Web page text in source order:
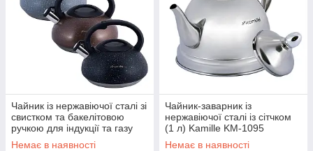
Чайник із нержавіючої сталі зі
свистком та бакелітовою
ручкою для індукції та газу
Чорний (3 л) Kamille KM-0855
Немає в наявності
Чайник-заварник із
нержавіючої сталі із сітчком
(1 л) Kamille KM-1095
Немає в наявності